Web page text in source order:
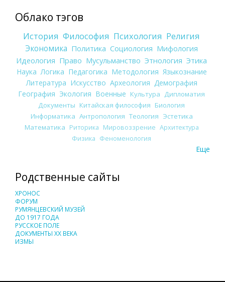
Облако тэгов
История Философия Психология Религия
Экономика Политика Социология Мифология
Идеология Право Мусульманство Этнология Этика
Наука Логика Педагогика Методология Языкознание
Литература Искусство Археология Демография
География Экология Военные Культура
Дипломатия
Документы Китайская философия Биология
Информатика Антропология Теология Эстетика
Математика Риторика Мировоззрение Архитектура
Физика Феноменология
Еще
Родственные сайты
ХРОНОС
ФОРУМ
РУМЯНЦЕВСКИЙ МУЗЕЙ
ДО 1917 ГОДА
РУССКОЕ ПОЛЕ
ДОКУМЕНТЫ XX ВЕКА
ИЗМЫ